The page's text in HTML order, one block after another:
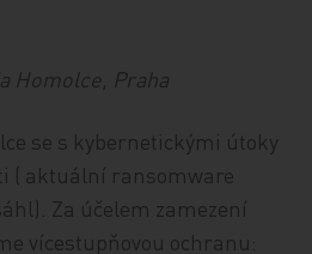
Homolce, Praha
se s kybernetickými útoky
( aktuální ransomware
Za účelem zamezení
vícestupňovou ochranu: